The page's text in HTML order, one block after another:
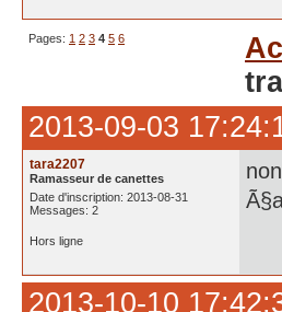
Pages: 1 2 3 4 5 6
2013-09-03
tara2207
Ramasseur de canettes
Date d'inscription: 2013-08-31
Messages: 2
Hors ligne
2013-10-10